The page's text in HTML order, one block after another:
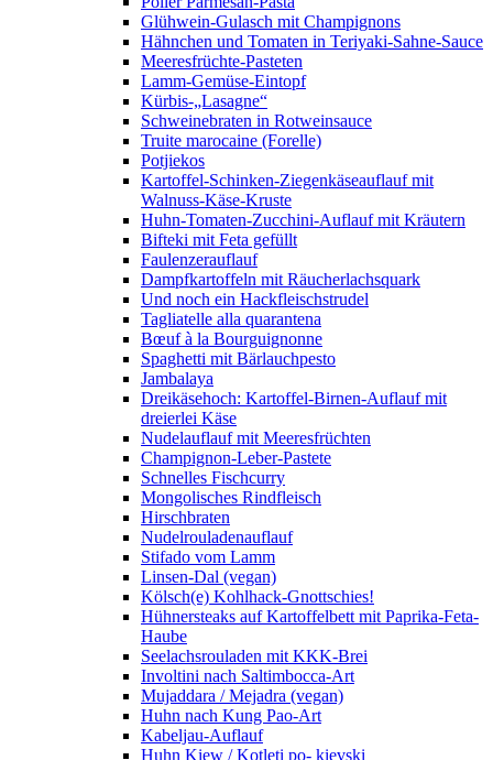
Glühwein-Gulasch mit Champignons
Hähnchen und Tomaten in Teriyaki-Sahne-Sauce
Meeresfrüchte-Pasteten
Lamm-Gemüse-Eintopf
Kürbis-„Lasagne“
Schweinebraten in Rotweinsauce
Truite marocaine (Forelle)
Potjiekos
Kartoffel-Schinken-Ziegenkäseauflauf mit
Walnuss-Käse-Kruste
Huhn-Tomaten-Zucchini-Auflauf mit Kräutern
Bifteki mit Feta gefüllt
Faulenzerauflauf
Dampfkartoffeln mit Räucherlachsquark
Und noch ein Hackfleischstrudel
Tagliatelle alla quarantena
Bœuf à la Bourguignonne
Spaghetti mit Bärlauchpesto
Jambalaya
Dreikäsehoch: Kartoffel-Birnen-Auflauf mit
dreierlei Käse
Nudelauflauf mit Meeresfrüchten
Champignon-Leber-Pastete
Schnelles Fischcurry
Mongolisches Rindfleisch
Hirschbraten
Nudelrouladenauflauf
Stifado vom Lamm
Linsen-Dal (vegan)
Kölsch(e) Kohlhack-Gnottschies!
Hühnersteaks auf Kartoffelbett mit Paprika-Feta-
Haube
Seelachsrouladen mit KKK-Brei
Involtini nach Saltimbocca-Art
Mujaddara / Mejadra (vegan)
Huhn nach Kung Pao-Art
Kabeljau-Auflauf
Huhn Kiew / Kotleti po- kievski